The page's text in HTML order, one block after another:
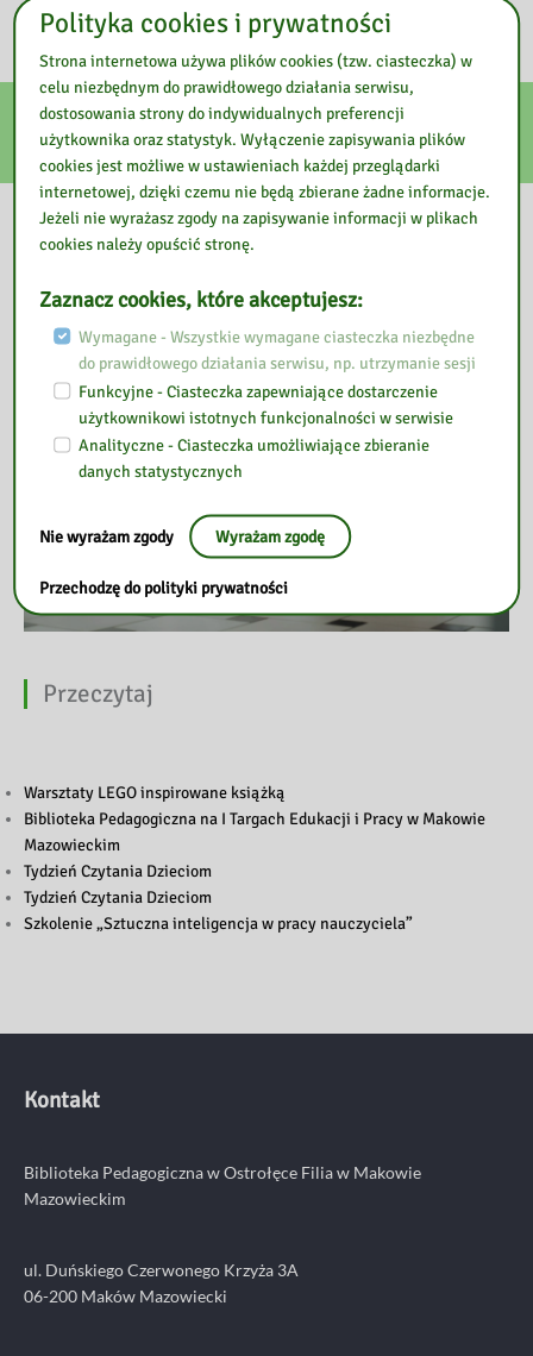
E-usługi
Nasza biblioteka
Przeczytaj
Warsztaty LEGO inspirowane książką
Biblioteka Pedagogiczna na I Targach Edukacji i Pracy w Makowie
Mazowieckim
Tydzień Czytania Dzieciom
Tydzień Czytania Dzieciom
Szkolenie „Sztuczna inteligencja w pracy nauczyciela”
Kontakt
Biblioteka Pedagogiczna w Ostrołęce Filia w Makowie
Mazowieckim
ul. Duńskiego Czerwonego Krzyża 3A
06-200 Maków Mazowiecki
Polityka cookies i prywatności
Strona internetowa używa plików cookies (tzw. ciasteczka) w
celu niezbędnym do prawidłowego działania serwisu,
dostosowania strony do indywidualnych preferencji
użytkownika oraz statystyk. Wyłączenie zapisywania plików
cookies jest możliwe w ustawieniach każdej przeglądarki
internetowej, dzięki czemu nie będą zbierane żadne informacje.
Jeżeli nie wyrażasz zgody na zapisywanie informacji w plikach
cookies należy opuścić stronę.
Zaznacz cookies, które akceptujesz:
Wymagane - Wszystkie wymagane ciasteczka niezbędne
do prawidłowego działania serwisu, np. utrzymanie sesji
Funkcyjne - Ciasteczka zapewniające dostarczenie
użytkownikowi istotnych funkcjonalności w serwisie
Analityczne - Ciasteczka umożliwiające zbieranie
danych statystycznych
Nie wyrażam zgody Wyrażam zgodę
Przechodzę do polityki prywatności